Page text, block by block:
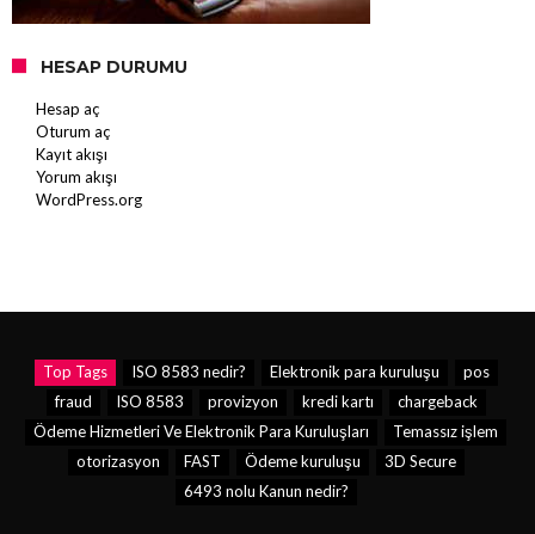
HESAP DURUMU
Hesap aç
Oturum aç
Kayıt akışı
Yorum akışı
WordPress.org
Top Tags ISO 8583 nedir? Elektronik para kuruluşu
pos
fraud
ISO 8583 provizyon kredi kartı
chargeback
Ödeme Hizmetleri Ve Elektronik Para Kuruluşları
Temassız işlem
otorizasyon
FAST Ödeme kuruluşu
3D Secure
6493 nolu Kanun nedir?